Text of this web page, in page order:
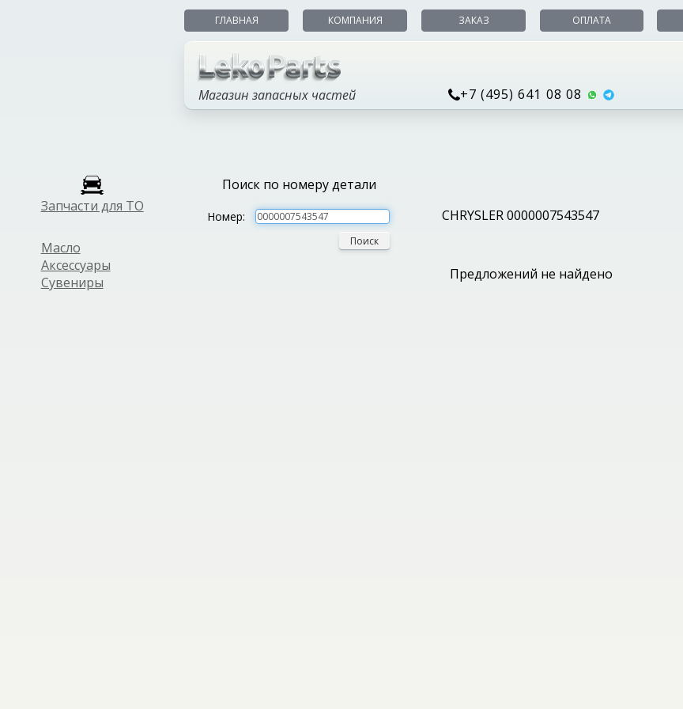
Запчасти для ТО
Масло
Аксессуары
Сувениры
ГЛАВНАЯ КОМПАНИЯ ЗАКАЗ ОПЛАТА
Магазин запасных частей +7 (495) 641 08 08
Поиск по номеру детали
Номер:
Поиск
CHRYSLER 0000007543547
Предложений не найдено